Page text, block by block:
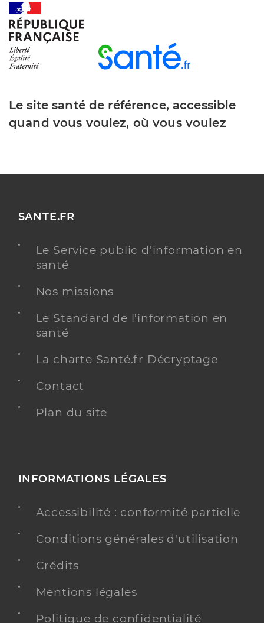
Le site santé de référence, accessible
quand vous voulez, où vous voulez
SANTE.FR
Le Service public d'information en
santé
Nos missions
Le Standard de l’information en
santé
La charte Santé.fr Décryptage
Contact
Plan du site
INFORMATIONS LÉGALES
Accessibilité : conformité partielle
Conditions générales d'utilisation
Crédits
Mentions légales
Politique de confidentialité